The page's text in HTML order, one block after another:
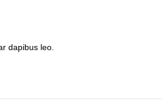
dapibus leo.